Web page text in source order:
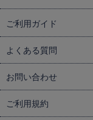
ご利用ガイド
よくある質問
お問い合わせ
ご利用規約